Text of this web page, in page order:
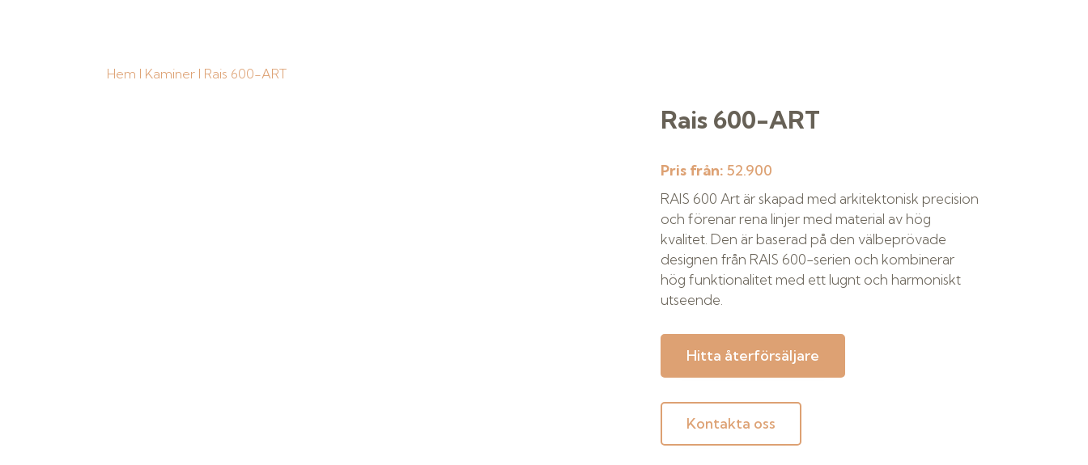
Hem I Kaminer I Rais 600-ART
Rais 600-ART
Pris från: 52.900
RAIS 600 Art är skapad med arkitektonisk precision
och förenar rena linjer med material av hög
kvalitet. Den är baserad på den välbeprövade
designen från RAIS 600-serien och kombinerar
hög funktionalitet med ett lugnt och harmoniskt
utseende.
Hitta återförsäljare
Kontakta oss